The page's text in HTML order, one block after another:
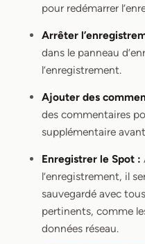
pour redémarrer
Arrêter
dans le panneau
l’enregistrement.
Ajouter des
des commentaires
supplémentaire
Enregistrer le Spot :
l’enregistrement, il
sauvegardé avec
pertinents, comme
données réseau.